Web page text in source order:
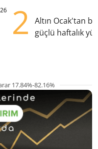
2
Altın Ocak'tan
güçlü haftalık
17.84%-82.16%